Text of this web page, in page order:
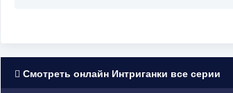
Смотреть онлайн Интриганки все серии